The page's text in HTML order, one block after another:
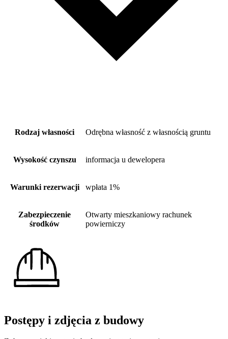
Rodzaj własności Odrębna własność z własnością gruntu
Wysokość czynszu informacja u dewelopera
Warunki rezerwacji wpłata 1%
Zabezpieczenie
środków
Otwarty mieszkaniowy rachunek
powierniczy
Postępy i zdjęcia z budowy